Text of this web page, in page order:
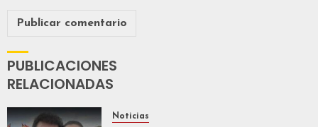
PUBLICACIONES
RELACIONADAS
Noticias